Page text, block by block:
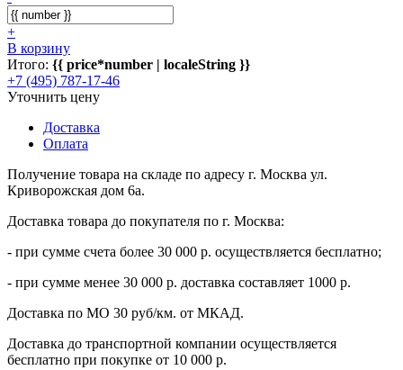
+
В корзину
Итого: {{ price*number | localeString }}
+7 (495) 787-17-46
Уточнить цену
Доставка
Оплата
Получение товара на складе по адресу г. Москва ул.
Криворожская дом 6а.
Доставка товара до покупателя по г. Москва:
- при сумме счета более 30 000 р. осуществляется бесплатно;
- при сумме менее 30 000 р. доставка составляет 1000 р.
Доставка по МО 30 руб/км. от МКАД.
Доставка до транспортной компании осуществляется
бесплатно при покупке от 10 000 р.